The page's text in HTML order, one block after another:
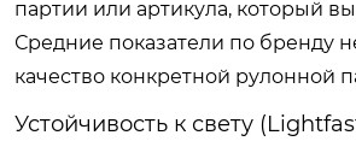
партии или артикула, который
Средние показатели по бренду
качество конкретной рулонной
Устойчивость к свету